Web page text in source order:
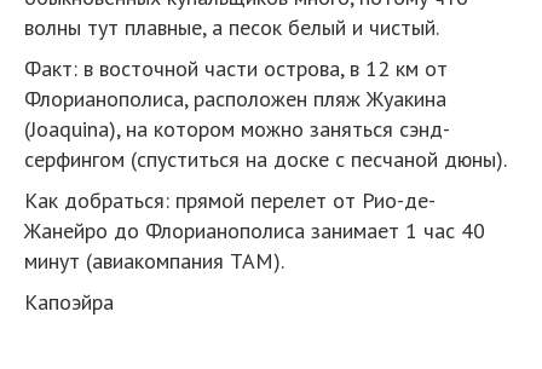
волны тут плавные, а песок белый и чистый.
Факт: в восточной части острова, в 12 км от
Флорианополиса, расположен пляж Жуакина
(Joaquina), на котором можно заняться сэнд-
серфингом (спуститься на доске с песчаной дюны).
Как добраться: прямой перелет от Рио-де-
Жанейро до Флорианополиса занимает 1 час 40
минут (авиакомпания TAM).
Капоэйра